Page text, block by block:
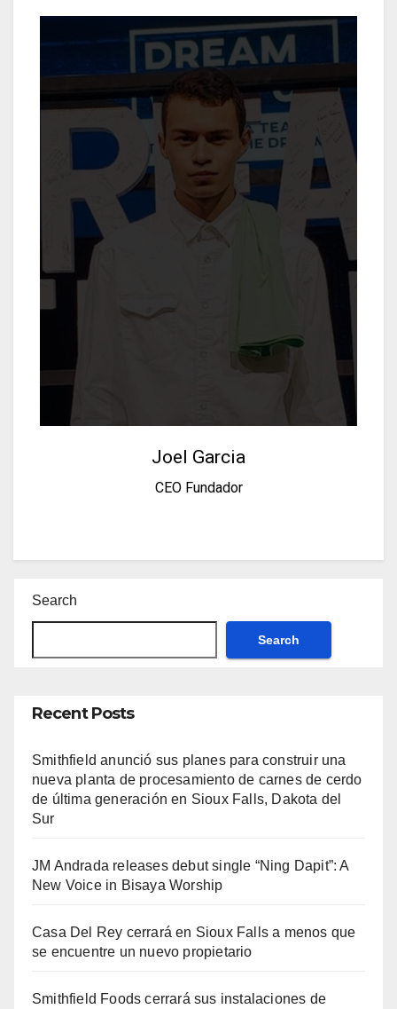
Joel Garcia
CEO Fundador
Search
Search
Recent Posts
Smithfield anunció sus planes para construir una
nueva planta de procesamiento de carnes de cerdo
de última generación en Sioux Falls, Dakota del
Sur
JM Andrada releases debut single “Ning Dapit”: A
New Voice in Bisaya Worship
Casa Del Rey cerrará en Sioux Falls a menos que
se encuentre un nuevo propietario
Smithfield Foods cerrará sus instalaciones de